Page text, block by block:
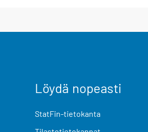
Löydä nopeasti
StatFin-tietokanta